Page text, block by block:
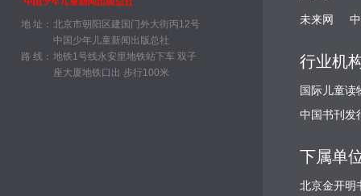
地 址： 北京市朝阳区建国门外大街丙12号
中国少年儿童新闻出版总社
路 线： 地铁1号线永安里地铁站下车 双子
座大厦地铁口出 步行100米
未来网
行业机
国际儿童读
中国书刊发
下属单
北京金开明